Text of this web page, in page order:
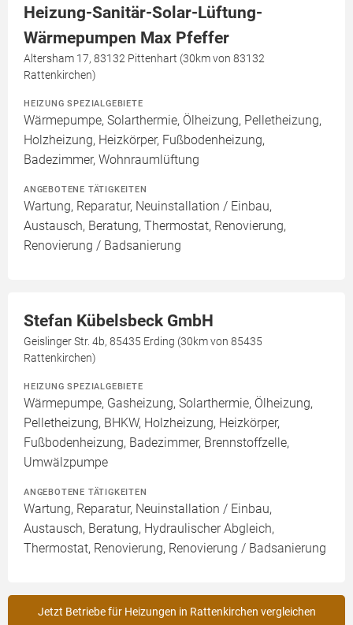
Heizung-Sanitär-Solar-Lüftung-
Wärmepumpen Max Pfeffer
Altersham 17, 83132 Pittenhart (30km von 83132
Rattenkirchen)
HEIZUNG SPEZIALGEBIETE
Wärmepumpe, Solarthermie, Ölheizung, Pelletheizung,
Holzheizung, Heizkörper, Fußbodenheizung,
Badezimmer, Wohnraumlüftung
ANGEBOTENE TÄTIGKEITEN
Wartung, Reparatur, Neuinstallation / Einbau,
Austausch, Beratung, Thermostat, Renovierung,
Renovierung / Badsanierung
Stefan Kübelsbeck GmbH
Geislinger Str. 4b, 85435 Erding (30km von 85435
Rattenkirchen)
HEIZUNG SPEZIALGEBIETE
Wärmepumpe, Gasheizung, Solarthermie, Ölheizung,
Pelletheizung, BHKW, Holzheizung, Heizkörper,
Fußbodenheizung, Badezimmer, Brennstoffzelle,
Umwälzpumpe
ANGEBOTENE TÄTIGKEITEN
Wartung, Reparatur, Neuinstallation / Einbau,
Austausch, Beratung, Hydraulischer Abgleich,
Thermostat, Renovierung, Renovierung / Badsanierung
Jetzt Betriebe für Heizungen in Rattenkirchen vergleichen